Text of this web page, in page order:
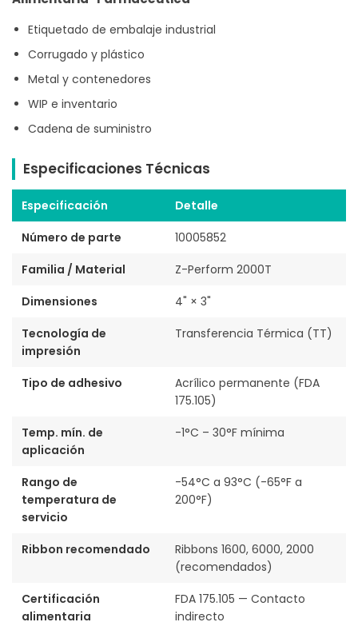
Etiquetado de embalaje industrial
Corrugado y plástico
Metal y contenedores
WIP e inventario
Cadena de suministro
Especificaciones Técnicas
Especificación
Detalle
Número de parte
10005852
Familia / Material
Z-Perform 2000T
Dimensiones
4" × 3"
Tecnología de
impresión
Transferencia Térmica (TT)
Tipo de adhesivo
Acrílico permanente (FDA
175.105)
Temp. mín. de
aplicación
-1°C – 30°F mínima
Rango de
temperatura de
servicio
-54°C a 93°C (-65°F a
200°F)
Ribbon recomendado
Ribbons 1600, 6000, 2000
(recomendados)
Certificación
alimentaria
FDA 175.105 — Contacto
indirecto